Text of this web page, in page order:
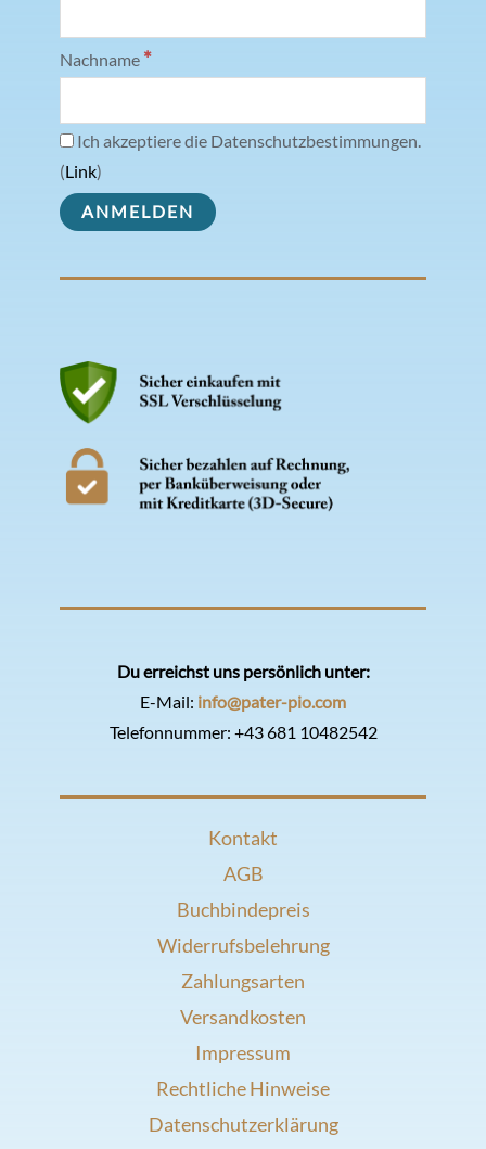
Nachname *
Ich akzeptiere die Datenschutzbestimmungen.
(Link)
Du erreichst uns persönlich unter:
E-Mail: info@pater-pio.com
Telefonnummer: +43 681 10482542
Kontakt
AGB
Buchbindepreis
Widerrufsbelehrung
Zahlungsarten
Versandkosten
Impressum
Rechtliche Hinweise
Datenschutzerklärung